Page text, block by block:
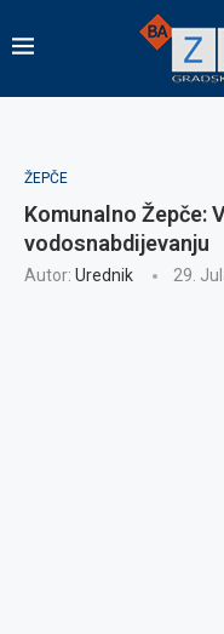
ŽEPČE
Komunalno Žepče:
vodosnabdijevanju
Autor: Urednik 29.